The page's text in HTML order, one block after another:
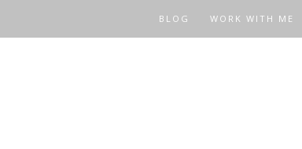
BLOG WORK WITH ME